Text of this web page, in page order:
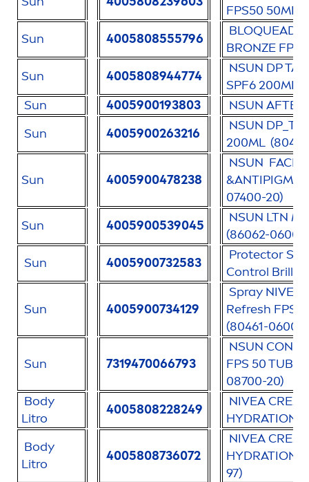
FPS50 50ML
Sun
4005808555796
BRONZEFPS
Sun
4005808944774
NSUN DP
SPF6 200ML
Sun
4005900193803 NSUN AFTER
Sun
4005900263216
NSUN
200ML
Sun 4005900478238
NSUN FACIA
&ANTIPIGMEN
07400-20)
Sun
4005900539045
NSUN LTN
(86062-
Sun
4005900732583
Protector
Control Brillo
Sun 4005900734129
Spray NIVEA
Refresh
(80461-
Sun 7319470066793
NSUN
FPS 50 TUBO
08700-20)
Body
Litro
4005808228249
NIVEA
HYDRATION
Body
Litro
4005808736072
NIVEA
HYDRATION
97)